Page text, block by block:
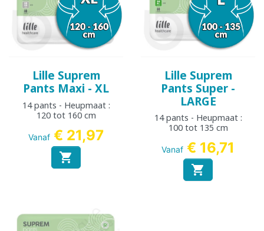
Lille Suprem
Pants Maxi - XL
14 pants - Heupmaat :
120 tot 160 cm
Vanaf € 21,97

Lille Suprem
Pants Super -
LARGE
14 pants - Heupmaat :
100 tot 135 cm
Vanaf € 16,71
